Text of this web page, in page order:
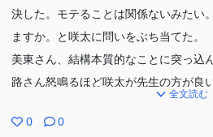
決した。モテることは関係ないみたい
ますか。と咲太に問いをぶち当てた。
美東さん、結構本質的なことに突っ込
路さん怒鳴るほど咲太が先生の方が良
たのか。双葉を巻き込んでいて草、加
見えたのかもしれないな。岩見沢寧々
全文読む
0 0